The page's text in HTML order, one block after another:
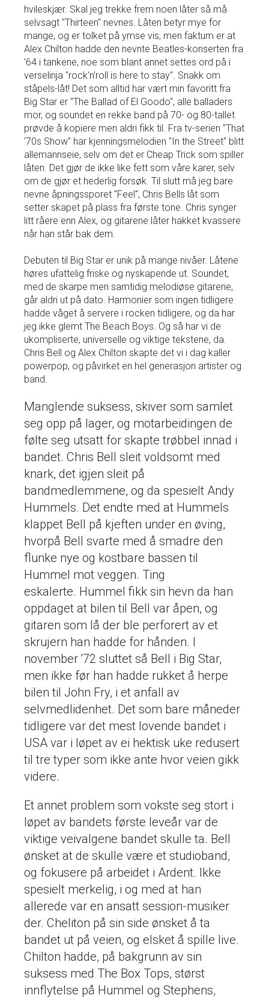
hvileskjær. Skal jeg trekke frem noen låter så må
selvsagt "Thirteen" nevnes. Låten betyr mye for
mange, og er tolket på ymse vis, men faktum er at
Alex Chilton hadde den nevnte Beatles-konserten fra
'64 i tankene, noe som blant annet settes ord på i
verselinja "rock'n'roll is here to stay". Snakk om
ståpels-låt! Det som alltid har vært min favoritt fra
Big Star er "The Ballad of El Goodo", alle balladers
mor, og soundet en rekke band på 70- og 80-tallet
prøvde å kopiere men aldri fikk til. Fra tv-serien "That
'70s Show" har kjenningsmelodien "In the Street" blitt
allemannseie, selv om det er Cheap Trick som spiller
låten. Det gjør de ikke like fett som våre karer, selv
om de gjør et hederlig forsøk. Til slutt må jeg bare
nevne åpningssporet "Feel", Chris Bells låt som
setter skapet på plass fra første tone. Chris synger
litt råere enn Alex, og gitarene låter hakket kvassere
når han står bak dem.
Debuten til Big Star er unik på mange nivåer. Låtene
høres ufattelig friske og nyskapende ut. Soundet,
med de skarpe men samtidig melodiøse gitarene,
går aldri ut på dato. Harmonier som ingen tidligere
hadde våget å servere i rocken tidligere, og da har
jeg ikke glemt The Beach Boys. Og så har vi de
ukompliserte, universelle og viktige tekstene, da.
Chris Bell og Alex Chilton skapte det vi i dag kaller
powerpop, og påvirket en hel generasjon artister og
band.
Manglende suksess, skiver som samlet
seg opp på lager, og motarbeidingen de
følte seg utsatt for skapte trøbbel innad i
bandet. Chris Bell sleit voldsomt med
knark, det igjen sleit på
bandmedlemmene, og da spesielt Andy
Hummels. Det endte med at Hummels
klappet Bell på kjeften under en øving,
hvorpå Bell svarte med å smadre den
flunke nye og kostbare bassen til
Hummel mot veggen. Ting
eskalerte. Hummel fikk sin hevn da han
oppdaget at bilen til Bell var åpen, og
gitaren som lå der ble perforert av et
skrujern han hadde for hånden. I
november '72 sluttet så Bell i Big Star,
men ikke før han hadde rukket å herpe
bilen til John Fry, i et anfall av
selvmedlidenhet. Det som bare måneder
tidligere var det mest lovende bandet i
USA var i løpet av ei hektisk uke redusert
til tre typer som ikke ante hvor veien gikk
videre.
Et annet problem som vokste seg stort i
løpet av bandets første leveår var de
viktige veivalgene bandet skulle ta. Bell
ønsket at de skulle være et studioband,
og fokusere på arbeidet i Ardent. Ikke
spesielt merkelig, i og med at han
allerede var en ansatt session-musiker
der. Cheliton på sin side ønsket å ta
bandet ut på veien, og elsket å spille live.
Chilton hadde, på bakgrunn av sin
suksess med The Box Tops, størst
innflytelse på Hummel og Stephens,